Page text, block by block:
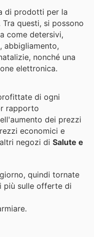
di prodotti per la
questi, si possono
come detersivi,
abbigliamento,
nonché una
elettronica.
di ogni
rapporto
dei prezzi
economici e
negozi di Salute e
quindi tornate
più sulle offerte di